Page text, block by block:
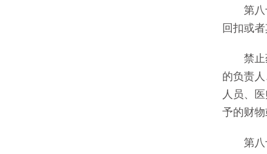
第八十
回扣或
禁止药
的负责
人员、
予的财
第八十